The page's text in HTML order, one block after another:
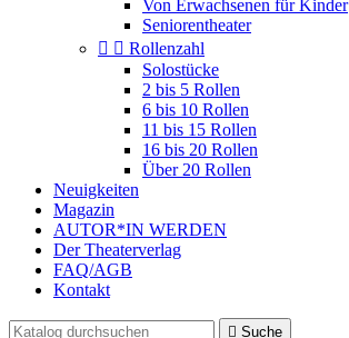
Von Erwachsenen für Kinder
Seniorentheater
  Rollenzahl
Solostücke
2 bis 5 Rollen
6 bis 10 Rollen
11 bis 15 Rollen
16 bis 20 Rollen
Über 20 Rollen
Neuigkeiten
Magazin
AUTOR*IN WERDEN
Der Theaterverlag
FAQ/AGB
Kontakt
 Suche